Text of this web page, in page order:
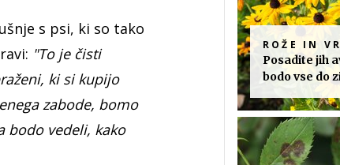
s psi, ki so tako
"To je čisti
ki si kupijo
zabode, bomo
bodo vedeli, kako
ROŽE IN
Posadite jih
bodo vse do